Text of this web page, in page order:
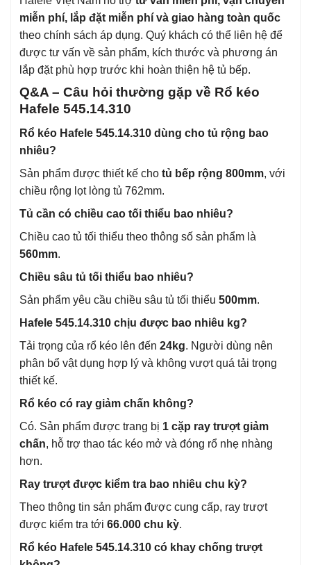
miễn phí, lắp đặt miễn phí và giao hàng toàn quốc
theo chính sách áp dụng. Quý khách có thể liên hệ để
được tư vấn về sản phẩm, kích thước và phương án
lắp đặt phù hợp trước khi hoàn thiện hệ tủ bếp.
Q&A – Câu hỏi thường gặp về Rổ kéo
Hafele 545.14.310
Rổ kéo Hafele 545.14.310 dùng cho tủ rộng bao
nhiêu?
Sản phẩm được thiết kế cho tủ bếp rộng 800mm, với
chiều rộng lọt lòng tủ 762mm.
Tủ cần có chiều cao tối thiểu bao nhiêu?
Chiều cao tủ tối thiểu theo thông số sản phẩm là
560mm.
Chiều sâu tủ tối thiểu bao nhiêu?
Sản phẩm yêu cầu chiều sâu tủ tối thiểu 500mm.
Hafele 545.14.310 chịu được bao nhiêu kg?
Tải trọng của rổ kéo lên đến 24kg. Người dùng nên
phân bổ vật dụng hợp lý và không vượt quá tải trọng
thiết kế.
Rổ kéo có ray giảm chấn không?
Có. Sản phẩm được trang bị 1 cặp ray trượt giảm
chấn, hỗ trợ thao tác kéo mở và đóng rổ nhẹ nhàng
hơn.
Ray trượt được kiểm tra bao nhiêu chu kỳ?
Theo thông tin sản phẩm được cung cấp, ray trượt
được kiểm tra tới 66.000 chu kỳ.
Rổ kéo Hafele 545.14.310 có khay chống trượt